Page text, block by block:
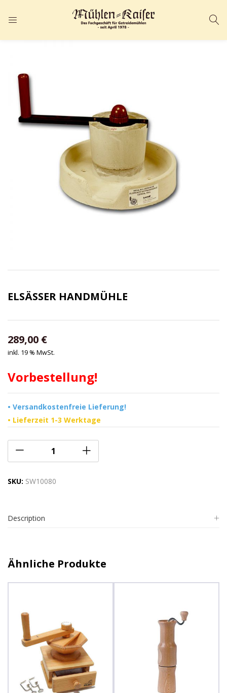
ANMELDEN
anzumelden.
Angemeldet bleiben Passwort vergessen?
ELSÄSSER HANDMÜHLE
289,00 €
inkl. 19 % MwSt.
Vorbestellung!
• Versandkostenfreie Lieferung!
• Lieferzeit 1-3 Werktage
SKU: SW10080
Description
Ähnliche Produkte